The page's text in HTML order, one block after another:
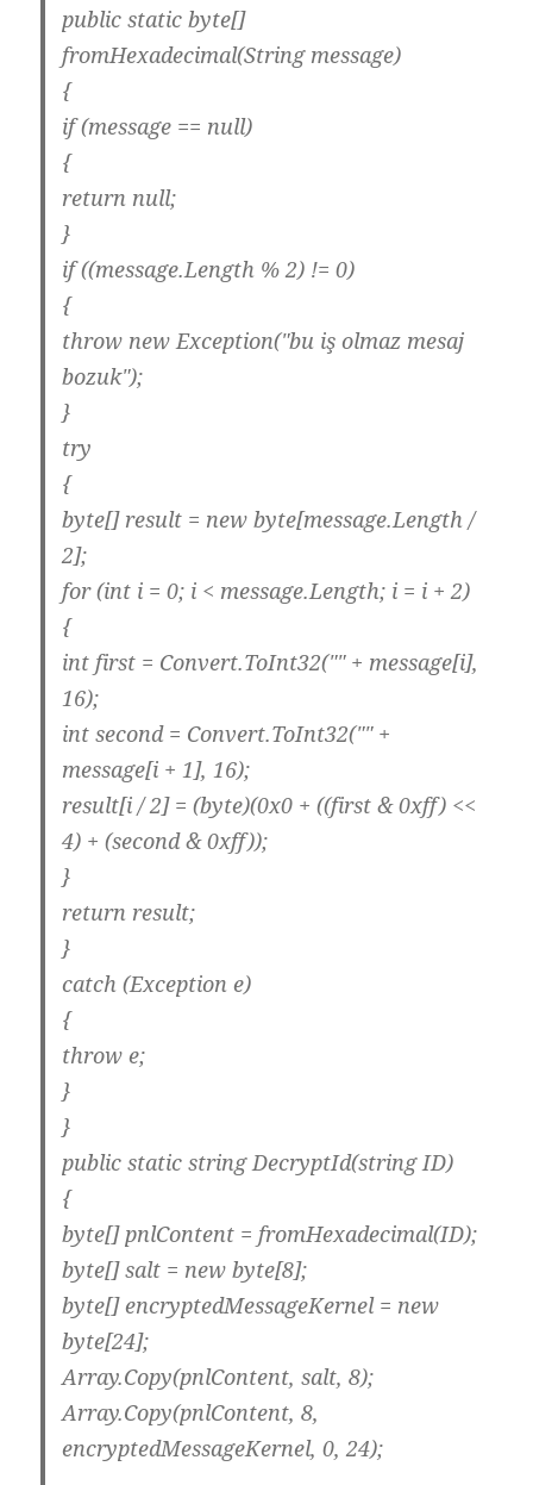
public static byte[]
fromHexadecimal(String message)
{
if (message == null)
{
return null;
}
if ((message.Length % 2) != 0)
{
throw new Exception("bu iş olmaz mesaj
bozuk");
}
try
{
byte[] result = new byte[message.Length /
2];
for (int i = 0; i < message.Length; i = i + 2)
{
int first = Convert.ToInt32("" + message[i],
16);
int second = Convert.ToInt32("" +
message[i + 1], 16);
result[i / 2] = (byte)(0x0 + ((first & 0xff) <<
4) + (second & 0xff));
}
return result;
}
catch (Exception e)
{
throw e;
}
}
public static string DecryptId(string ID)
{
byte[] pnlContent = fromHexadecimal(ID);
byte[] salt = new byte[8];
byte[] encryptedMessageKernel = new
byte[24];
Array.Copy(pnlContent, salt, 8);
Array.Copy(pnlContent, 8,
encryptedMessageKernel, 0, 24);